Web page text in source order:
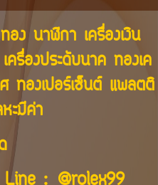
อง นาฬิกา เครื่องเงิน
รื่องประดับนาค ทองเค
ทองเปอร์เซ็นต์ แพลตติ
ะมีค่า